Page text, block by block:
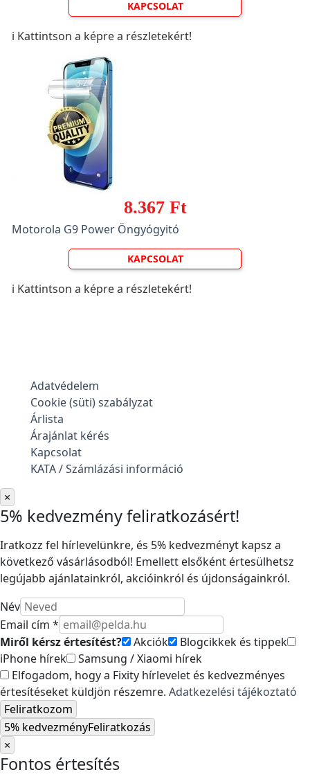
KAPCSOLAT
ℹ️ Kattintson a képre a részletekért!
8.367 Ft
Motorola G9 Power Öngyógyitó
KAPCSOLAT
ℹ️ Kattintson a képre a részletekért!
Adatvédelem
Cookie (süti) szabályzat
Árlista
Árajánlat kérés
Kapcsolat
KATA / Számlázási információ
×
5% kedvezmény feliratkozásért!
Iratkozz fel hírlevelünkre, és 5% kedvezményt kapsz a
következő vásárlásodból! Emellett elsőként értesülhetsz
legújabb ajánlatainkról, akcióinkról és újdonságainkról.
Név
Email cím *
Miről kérsz értesítést?
Akciók
Blogcikkek és tippek
iPhone hírek
Samsung / Xiaomi hírek
Elfogadom, hogy a Fixity hírlevelet és kedvezményes
értesítéseket küldjön részemre. Adatkezelési tájékoztató
Feliratkozom
5% kedvezményFeliratkozás
×
Fontos értesítés